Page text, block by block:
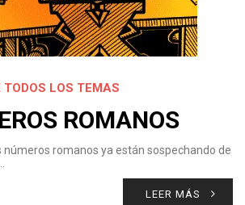
LOS TEMAS
ROMANOS
números romanos ya están sospechando de
LEER MÁS